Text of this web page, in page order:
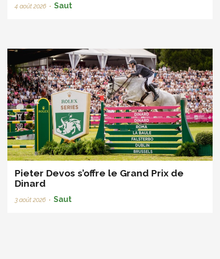
4 août 2026 • Saut
Pieter Devos s’offre le Grand Prix de
Dinard
3 août 2026 • Saut